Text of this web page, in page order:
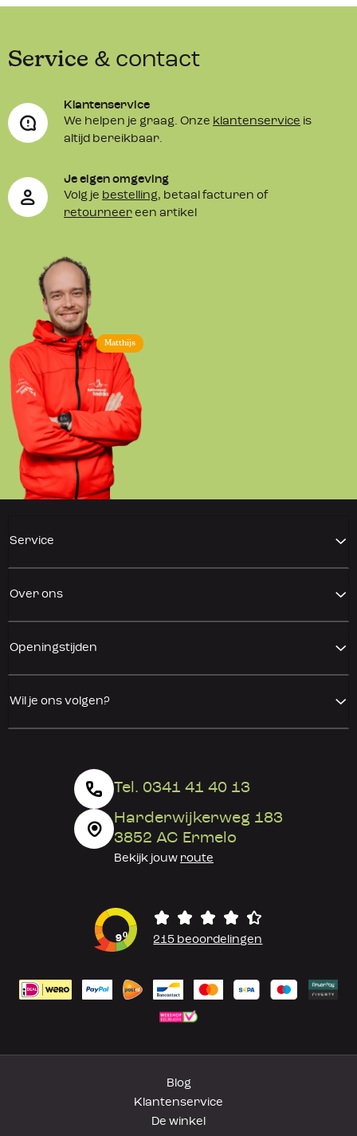
Matthijs
Service & contact
Klantenservice
We helpen je graag. Onze klantenservice is
altijd bereikbaar.
Je eigen omgeving
Volg je bestelling, betaal facturen of
retourneer een artikel
Service
Over ons
Openingstijden
Wil je ons volgen?
Tel. 0341 41 40 13
Harderwijkerweg 183
3852 AC Ermelo
Bekijk jouw route
90 215 beoordelingen
Blog
Klantenservice
De winkel